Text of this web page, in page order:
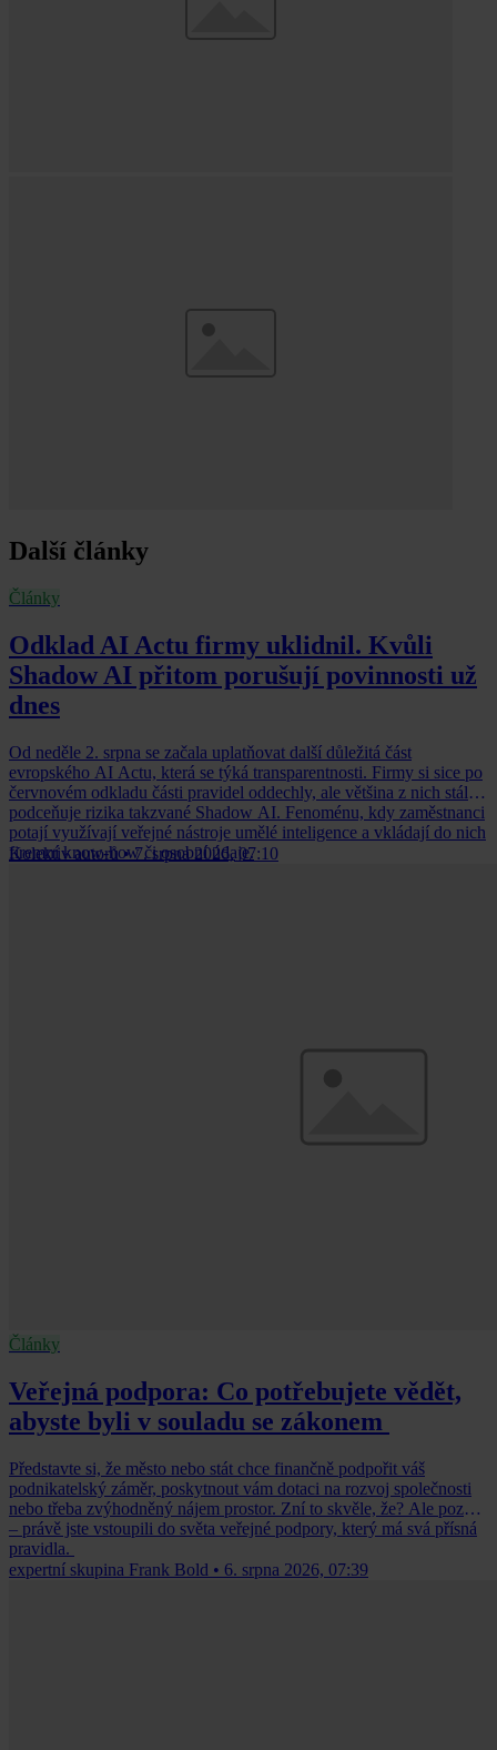
Další články
Články
Odklad AI Actu firmy uklidnil. Kvůli
Shadow AI přitom porušují povinnosti už
dnes
Od neděle 2. srpna se začala uplatňovat další důležitá část
evropského AI Actu, která se týká transparentnosti. Firmy si sice po
červnovém odkladu části pravidel oddechly, ale většina z nich stále
podceňuje rizika takzvané Shadow AI. Fenoménu, kdy zaměstnanci
potají využívají veřejné nástroje umělé inteligence a vkládají do nich
firemní know-how či osobní údaje.
Kolektiv autorů • 7. srpna 2026, 07:10
Články
Veřejná podpora: Co potřebujete vědět,
abyste byli v souladu se zákonem
Představte si, že město nebo stát chce finančně podpořit váš
podnikatelský záměr, poskytnout vám dotaci na rozvoj společnosti
nebo třeba zvýhodněný nájem prostor. Zní to skvěle, že? Ale pozor
– právě jste vstoupili do světa veřejné podpory, který má svá přísná
pravidla.
expertní skupina Frank Bold • 6. srpna 2026, 07:39